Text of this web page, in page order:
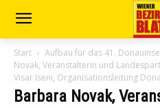
Start Aufbau für das 41.
Novak, Veranstalterin und
Visar Iseni, Organisationsleitung
Barbara Novak,